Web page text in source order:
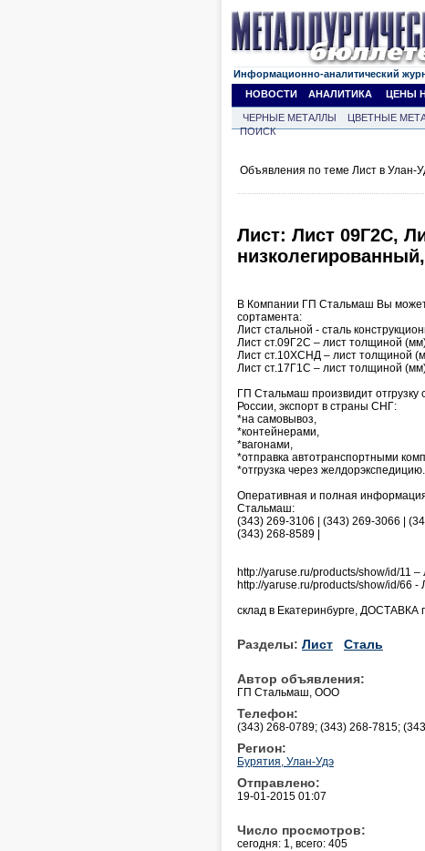
Информационно-аналитический
НОВОСТИ
АНАЛИТИКА ЦЕНЫ
ЧЕРНЫЕ МЕТАЛЛЫ ЦВЕТНЫЕ
ПОИСК
Объявления по теме Лист в Улан-
Лист: Лист 09Г2С,
В Компании ГП Стальмаш Вы
сортамента:
Лист стальной - сталь
Лист ст.09Г2С – лист толщиной
Лист ст.10ХСНД – лист толщиной
Лист ст.17Г1С – лист толщиной
ГП Стальмаш произвидит отгрузку
России, экспорт в страны СНГ:
*на самовывоз,
*контейнерами,
*вагонами,
*отправка автотранспортными
*отгрузка через желдорэкспедицию.
Оперативная и полная
Стальмаш:
(343) 269-3106 | (343) 269-3066 |
(343) 268-8589 |
http://yaruse.ru/products/show/id/11
http://yaruse.ru/products/show/id/66
склад в Екатеринбурге, ДОСТАВКА
Разделы: Лист Сталь
Автор объявления:
ГП Стальмаш, ООО
Телефон:
(343) 268-0789; (343) 268-7815;
Регион:
Бурятия, Улан-Удэ
Отправлено:
19-01-2015 01:07
Число просмотров:
сегодня: 1, всего: 405